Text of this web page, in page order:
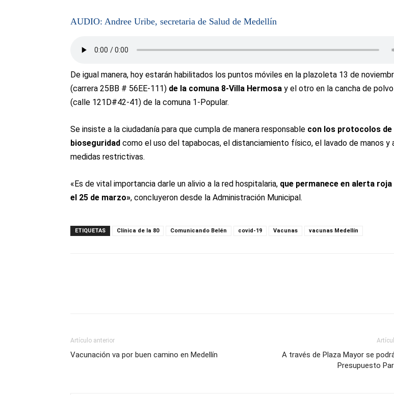
AUDIO: Andree Uribe, secretaria de Salud de Medellín
De igual manera, hoy estarán habilitados los puntos móviles en la plazoleta 13 de
(carrera 25BB # 56EE-111) de la comuna 8-Villa Hermosa y el otro en la cancha de
(calle 121D#42-41) de la comuna 1-Popular.
Se insiste a la ciudadanía para que cumpla de manera responsable con los protocolos de
bioseguridad como el uso del tapabocas, el distanciamiento físico, el lavado de manos y
medidas restrictivas.
«Es de vital importancia darle un alivio a la red hospitalaria, que permanece en alerta roja
el 25 de marzo», concluyeron desde la Administración Municipal.
ETIQUETAS Clínica de la 80 Comunicando Belén covid-19 Vacunas vacunas Medellín
Artículo anterior
Vacunación va por buen camino en Medellín
A través de Plaza Mayor se
Presupuesto